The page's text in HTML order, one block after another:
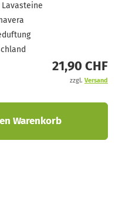
21,90 CHF
zzgl. Versand
Warenkorb